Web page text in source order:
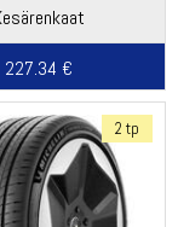
227.34 €
2 tp